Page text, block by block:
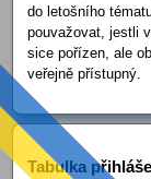
do letošního
pouvažovat, jestli
sice pořízen, ale
veřejně přístupný.
Tabulka